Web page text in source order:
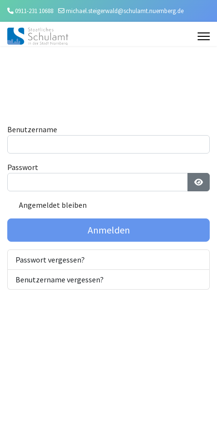
0911-231 10688 michael.steigerwald@schulamt.nuernberg.de
Benutzername
Passwort
Angemeldet bleiben
Anmelden
Passwort vergessen?
Benutzername vergessen?